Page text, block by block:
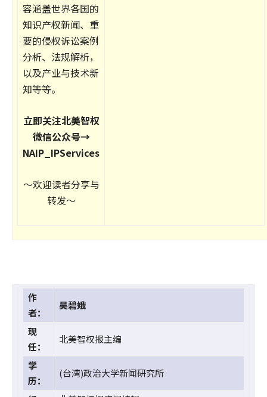
容涵盖世界各国的
知识产权新闻、重
要的侵权诉讼案例
分析、法规解析，
以及产业与技术新
知等等。
立即关注北美智权
微信公众号→
NAIP_IPServices
～欢迎读者分享与
转发～
作
者：
吴碧娥
现
任：
北美智权报主编
学
历：
(台湾)政治大学新闻研究所